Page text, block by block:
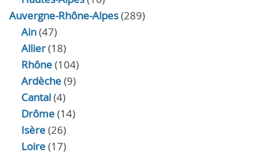
Auvergne-Rhône-Alpes(289)
Ain(47)
Allier(18)
Rhône(104)
Ardèche(9)
Cantal(4)
Drôme(14)
Isère(26)
Loire(17)